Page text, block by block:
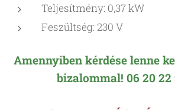
Teljesítmény: 0,37 kW
Feszültség: 230 V
Amennyiben kérdése lenne
bizalommal! 06 20 22